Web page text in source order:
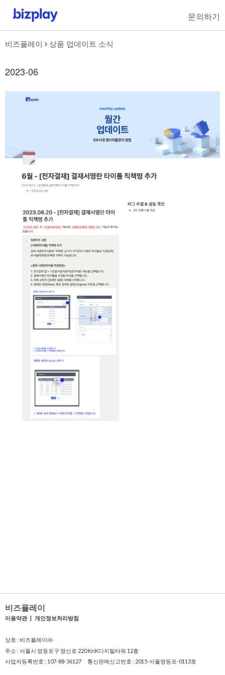
문의하기
비즈플레이 상품 업데이트 소식
2023-06
비즈플레이
이용약관| 개인정보처리방침
상호 : 비즈플레이㈜
주소 : 서울시 영등포구 영신로 220 KnK디지털타워 12층
사업자등록번호 : 107-88-36127 통신판매신고번호 : 2015-서울영등포-0113호